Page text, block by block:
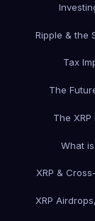
Ripple & the
Tax
The
The
What
XRP &
XRP